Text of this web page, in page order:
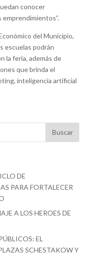
conocer
del Municipio,
escuelas podrán
la feria, además de
que brinda el
inteligencia artificial
DE
PARA FORTALECER
A LOS HEROES DE
EL
SCHESTAKOW Y